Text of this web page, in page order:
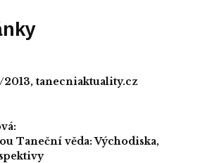
2013, tanecniaktuality.cz
Taneční věda: Východiska,